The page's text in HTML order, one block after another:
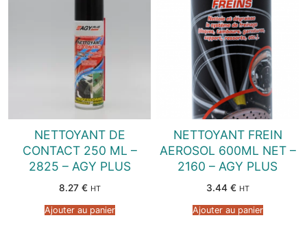
NETTOYANT DE
CONTACT 250 ML –
2825 – AGY PLUS
8.27 € HT
Ajouter au panier
NETTOYANT FREIN
AEROSOL 600ML NET –
2160 – AGY PLUS
3.44 € HT
Ajouter au panier